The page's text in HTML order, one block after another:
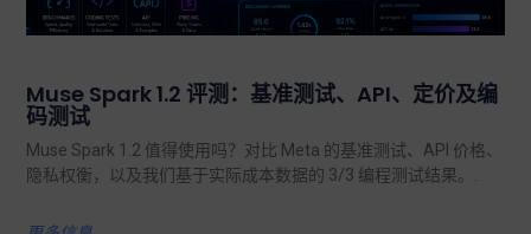
Muse Spark 1.2 评测：基准测试、API、定价及编
码测试
Muse Spark 1.2 值得使用吗？对比 Meta 的基准测试、API 价格、
隐私权衡，以及我们基于实际成本数据的 3/3 编程测试结果。.